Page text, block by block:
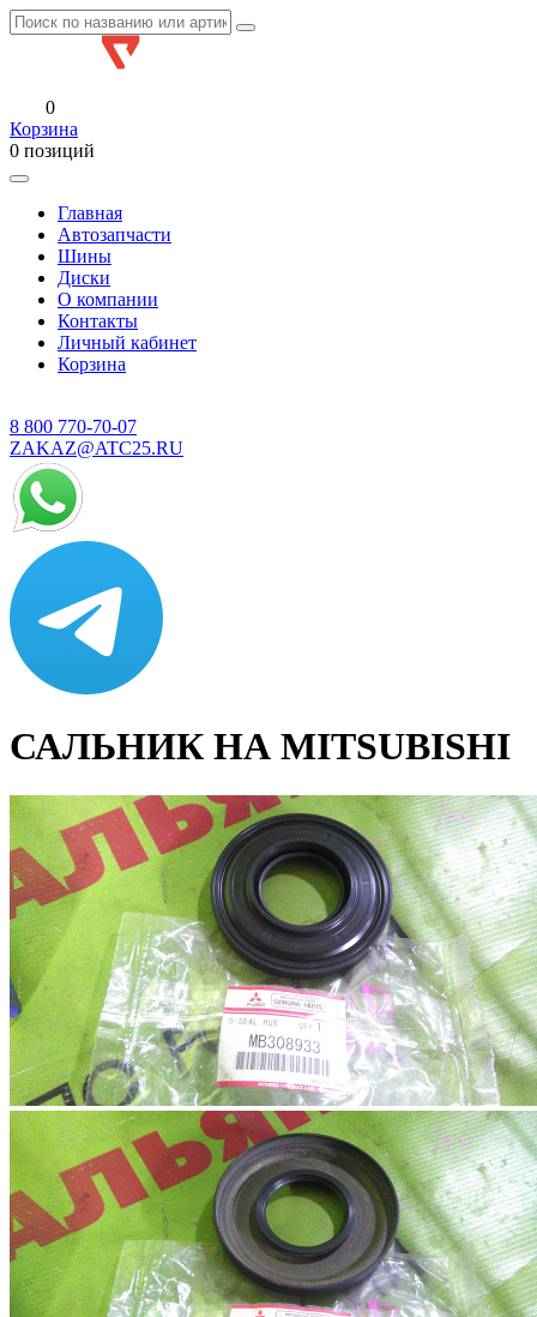
0
Корзина
0 позиций
Главная
Автозапчасти
Шины
Диски
О компании
Контакты
Личный кабинет
Корзина
8 800 770-70-07
ZAKAZ@ATC25.RU
САЛЬНИК НА MITSUBISHI